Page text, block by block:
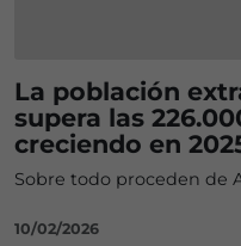
La población
supera las
creciendo en
Sobre todo proceden de
10/02/2026